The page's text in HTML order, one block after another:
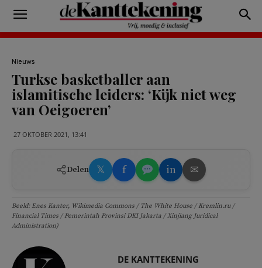
Nieuws
Turkse basketballer aan
islamitische leiders: ‘Kijk niet weg
van Oeigoeren’
27 OKTOBER 2021, 13:41
Delen 𝕏 f in ✉
Beeld: Enes Kanter, Wikimedia Commons / The White House / Kremlin.ru /
Financial Times / Pemerintah Provinsi DKI Jakarta / Xinjiang Juridical
Administration)
DE KANTTEKENING